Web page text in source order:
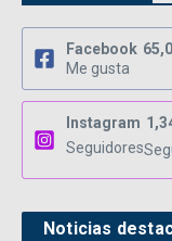
Facebook
Me gusta
Instagram
Seguidores
Noticias